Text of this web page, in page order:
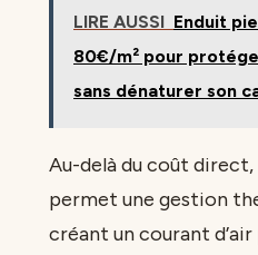
LIRE AUSSI Enduit
80€/m² pour
sans dénaturer son
Au-delà du coût
permet une gestion
créant un courant